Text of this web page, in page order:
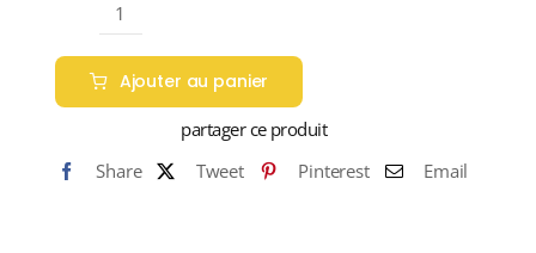
quantité
de
MATÉ
ADAM
EVE
Ajouter au panier
partager ce produit
Share
Tweet Pinterest Email